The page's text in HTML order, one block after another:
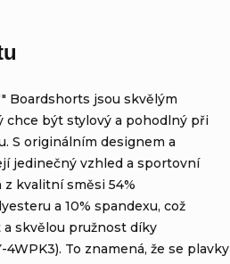
Boardshorts jsou skvělým
chce být stylový a pohodlný při
S originálním designem a
jedinečný vzhled a sportovní
kvalitní směsi 54%
a 10% spandexu, což
skvělou pružnost díky
To znamená, že se plavky